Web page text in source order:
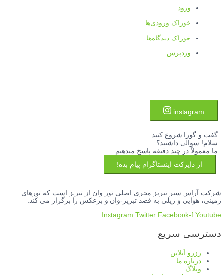
ورود
خوراک ورودی‌ها
خوراک دیدگاه‌ها
وردپرس
instagram
گفت و گورا شروع کنید...
سلام! سوالی داشتید؟
ما معمولاً در چند دقیقه پاسخ میدهیم
از دایرکت اینستاگرام پیام بده!
شرکت آراس سیر تبریز مجری اصلی تور وان از تبریز است که تورهای
زمینی، هوایی و ریلی به قصد تبریز-وان و برعکس را برگزار می کند.
Instagram Twitter Facebook-f Youtube
دسترسی سریع
رزرو آنلاین
درباره ما
وبلاگ